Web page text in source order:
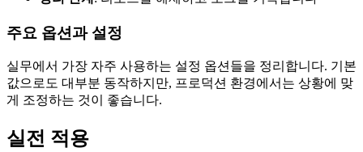
주요 옵션과 설정
실무에서 가장 자주 사용하는 설정 옵션들을 정리합니다. 기본
값으로도 대부분 동작하지만, 프로덕션 환경에서는 상황에 맞
게 조정하는 것이 좋습니다.
실전 적용